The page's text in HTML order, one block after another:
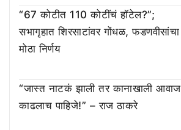
“67 कोटीत 110 कोटींचं हॉटेल?”;
सभागृहात शिरसाटांवर गोंधळ, फडणवीसांचा
मोठा निर्णय
“जास्त नाटकं झाली तर कानाखाली आवाज
काढलाच पाहिजे!” – राज ठाकरे